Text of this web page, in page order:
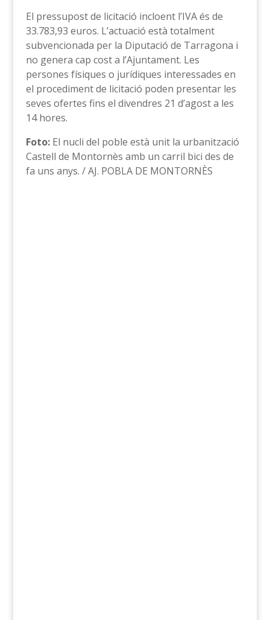
El pressupost de licitació incloent l’IVA és de
33.783,93 euros. L’actuació està totalment
subvencionada per la Diputació de Tarragona i
no genera cap cost a l’Ajuntament. Les
persones físiques o jurídiques interessades en
el procediment de licitació poden presentar les
seves ofertes fins el divendres 21 d’agost a les
14 hores.
Foto:El nucli del poble està unit la urbanització
Castell de Montornès amb un carril bici des de
fa uns anys. / AJ. POBLA DE MONTORNÈS